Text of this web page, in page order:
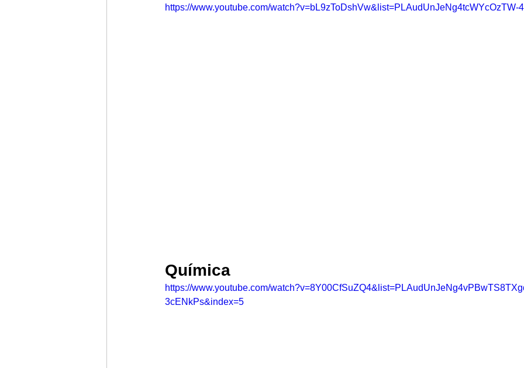
https://www.youtube.com/watch?v=bL9zToDshVw&list=PLAudUnJeNg4tcWYcOzTW-
Química
https://www.youtube.com/
3cENkPs&index=5